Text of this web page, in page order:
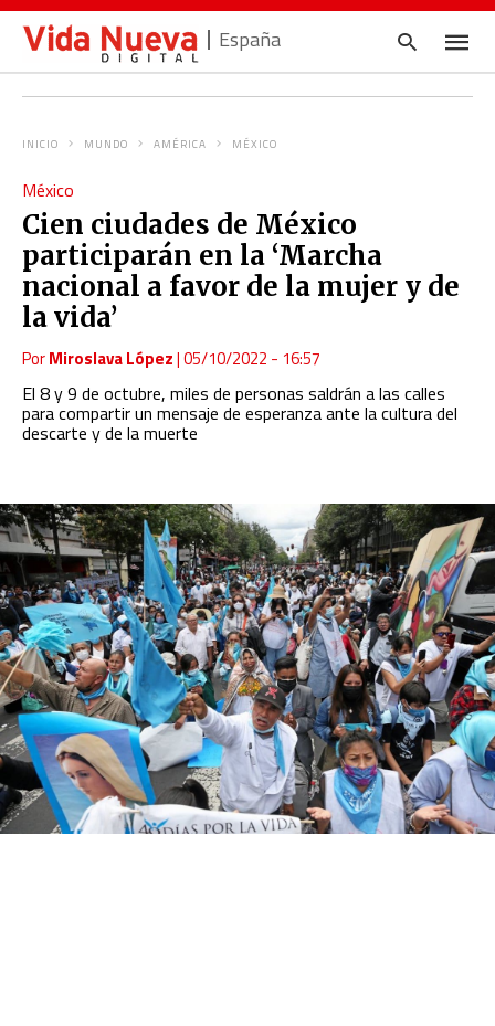
España
INICIO MUNDO AMÉRICA MÉXICO
México
Cien ciudades de México
participarán en la ‘Marcha
nacional a favor de la mujer y de
la vida’
PorMiroslava López|05/10/2022 - 16:57
El 8 y 9 de octubre, miles de personas saldrán a las calles
para compartir un mensaje de esperanza ante la cultura del
descarte y de la muerte